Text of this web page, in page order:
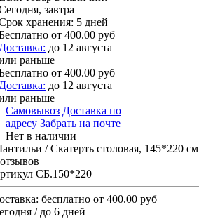
завтра
хранения: 5 дней
от 400.00 руб
до 12 августа
раньше
от 400.00 руб
до 12 августа
раньше
Самовывоз Доставка по
адресу Забрать на почте
Нет в наличии
/ Скатерть столовая, 145*220 см
СБ.150*220
бесплатно от 400.00 руб
/ до 6 дней